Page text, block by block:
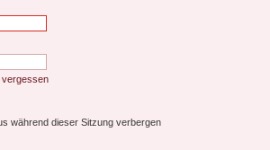
vergessen
während dieser Sitzung verbergen